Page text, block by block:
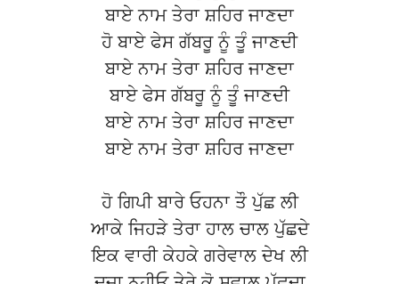
ਬਾਏ ਨਾਮ ਤੇਰਾ ਸ਼ਹਿਰ ਜਾਣਦਾ
ਹੋ ਬਾਏ ਫੇਸ ਗੱਬਰੂ ਨੂੰ ਤੂੰ ਜਾਣਦੀ
ਬਾਏ ਨਾਮ ਤੇਰਾ ਸ਼ਹਿਰ ਜਾਣਦਾ
ਬਾਏ ਫੇਸ ਗੱਬਰੂ ਨੂੰ ਤੂੰ ਜਾਣਦੀ
ਬਾਏ ਨਾਮ ਤੇਰਾ ਸ਼ਹਿਰ ਜਾਣਦਾ
ਬਾਏ ਨਾਮ ਤੇਰਾ ਸ਼ਹਿਰ ਜਾਣਦਾ
ਹੋ ਗਿਪੀ ਬਾਰੇ ਓਹਨਾ ਤੌ ਪੁੱਛ ਲੀ
ਆਕੇ ਜਿਹੜੇ ਤੇਰਾ ਹਾਲ ਚਾਲ ਪੁੱਛਦੇ
ਇਕ ਵਾਰੀ ਕੇਹਕੇ ਗਰੇਵਾਲ ਦੇਖ ਲੀ